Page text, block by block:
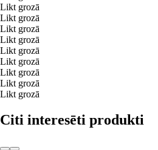
Likt grozā
Likt grozā
Likt grozā
Likt grozā
Likt grozā
Likt grozā
Likt grozā
Likt grozā
Likt grozā
Citi interesēti produkti